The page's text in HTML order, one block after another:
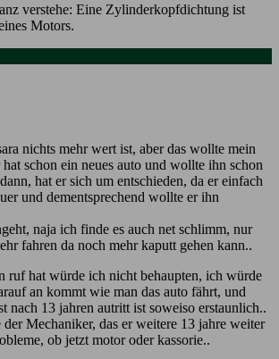
verstehe: Eine Zylinderkopfdichtung ist
Motors.
nichts mehr wert ist, aber das wollte mein
schon ein neues auto und wollte ihn schon
hat er sich um entschieden, da er einfach
und dementsprechend wollte er ihn
naja ich finde es auch net schlimm, nur
fahren da noch mehr kaputt gehen kann..
ruf hat würde ich nicht behaupten, ich würde
an kommt wie man das auto fährt, und
nach 13 jahren autritt ist soweiso erstaunlich..
Mechaniker, das er weitere 13 jahre weiter
ob jetzt motor oder kassorie..